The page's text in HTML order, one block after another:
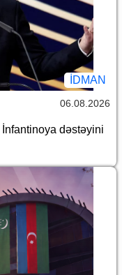
İDMAN
06.08.2026
dəstəyini